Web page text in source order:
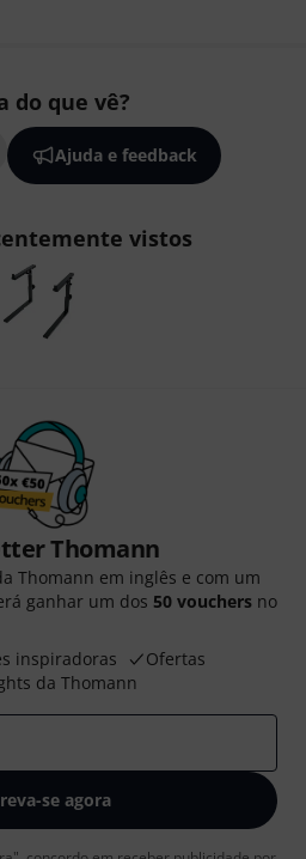
do que vê?
Ajuda e feedback
vistos
Thomann
Thomann em inglês e com um
ganhar um dos 50 vouchers no
inspiradoras
Ofertas
da Thomann
se agora